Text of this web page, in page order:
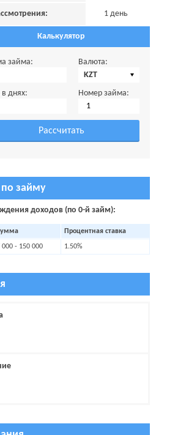
1 день
Калькулятор
займа:
Валюта:
KZT
в днях:
Номер займа:
по займу
доходов (по 0-й займ):
Процентная ставка
000 - 150 000 1.50%